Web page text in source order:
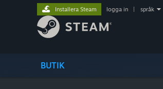
BUTIK
Installera Steam logga in språk